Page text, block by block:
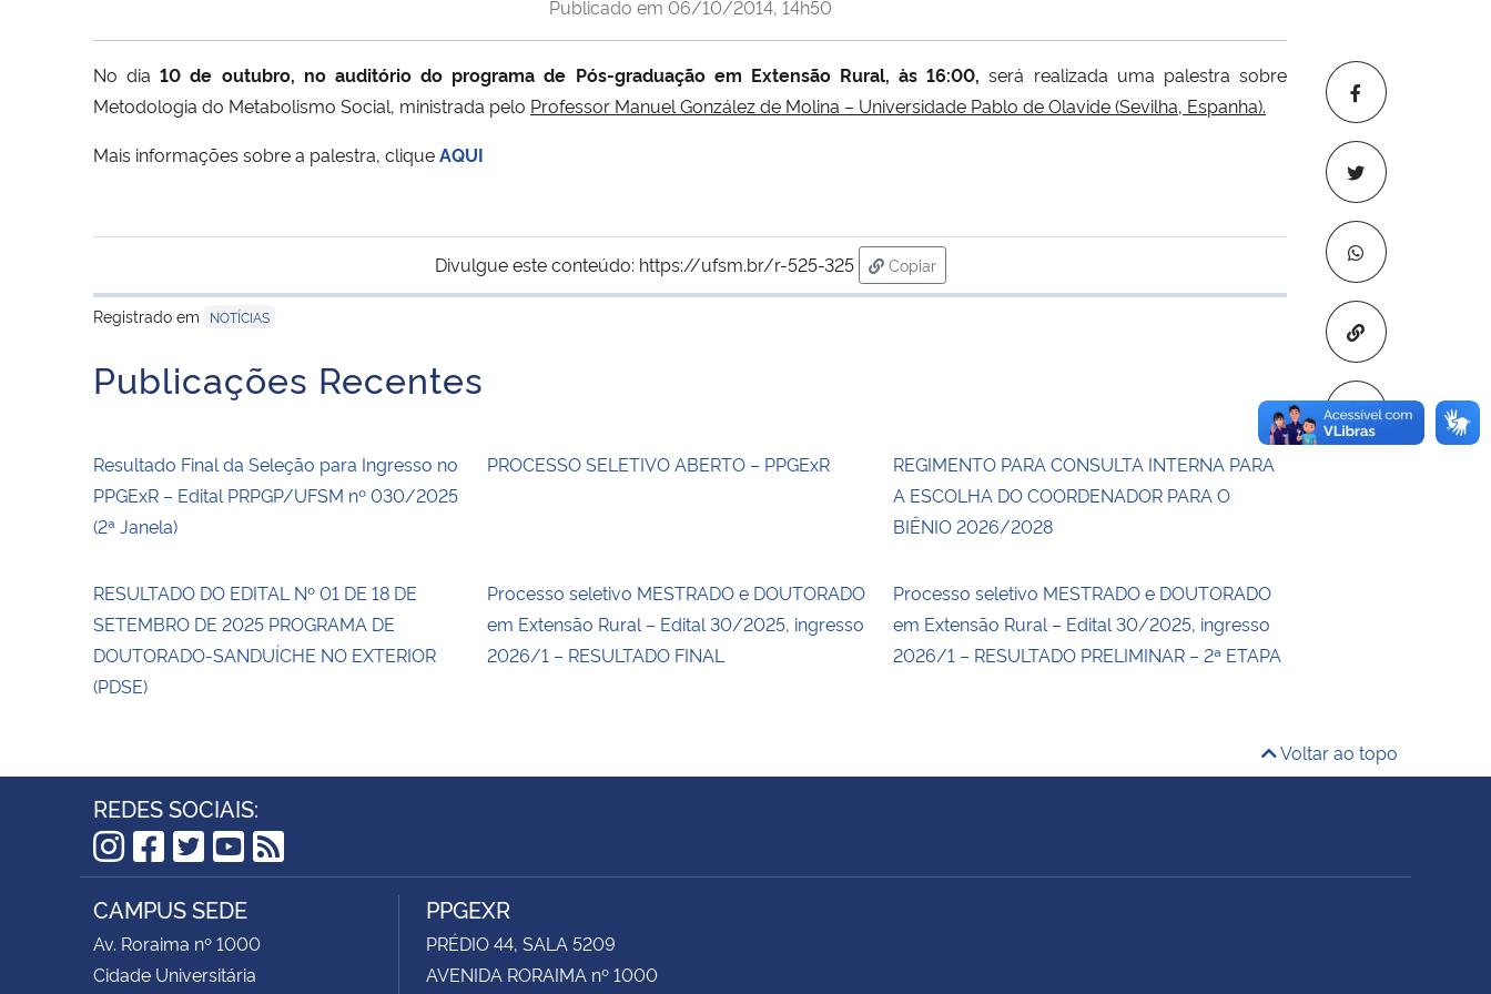
Copiar para
Publicado em 06/10/2014, 14h50
No dia10 de outubro, no auditório do programa de Pós-graduação em Extensão Rural, às 16:00, será realizada uma palestra sobre
Metodologia do Metabolismo Social, ministrada pelo Professor Manuel González de Molina – Universidade Pablo de Olavide(Sevilha, Espanha).
Mais informações sobre a palestra, cliqueAQUI
Divulgue este conteúdo: https://ufsm.br/r-525-325
Copiar
para área de transferência
Registrado em
NOTÍCIAS
Publicações Recentes
Resultado Final da Seleção para Ingresso no
PPGExR – Edital PRPGP/UFSM nº 030/2025
(2ª Janela)
PROCESSO SELETIVO ABERTO – PPGExR
REGIMENTO PARA CONSULTA INTERNA PARA
A ESCOLHA DO COORDENADOR PARA O
BIÊNIO 2026/2028
RESULTADO DO EDITAL Nº 01 DE 18 DE
SETEMBRO DE 2025 PROGRAMA DE
DOUTORADO-SANDUÍCHE NO EXTERIOR
(PDSE)
Processo seletivo MESTRADO e DOUTORADO
em Extensão Rural – Edital 30/2025, ingresso
2026/1 – RESULTADO FINAL
Processo seletivo MESTRADO e DOUTORADO
em Extensão Rural – Edital 30/2025, ingresso
2026/1 – RESULTADO PRELIMINAR – 2ª ETAPA
Voltar ao topo
REDES SOCIAIS:
Instagram
Facebook
Twitter
YouTube
RSS
CAMPUS SEDE
Av. Roraima nº 1000
Cidade Universitária
PPGEXR
PRÉDIO 44, SALA 5209
AVENIDA RORAIMA nº 1000